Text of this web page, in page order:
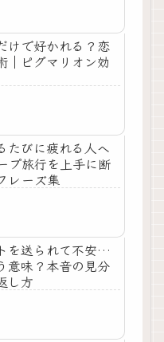
けで好かれる？恋
｜ピグマリオン効
たびに疲れる人へ
プ旅行を上手に断
レーズ集
を送られて不安…
意味？本音の見分
し方